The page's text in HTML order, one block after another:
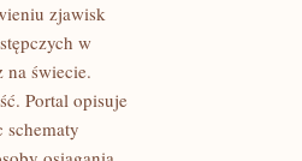
zjawisk
w
na świecie.
Portal opisuje
schematy